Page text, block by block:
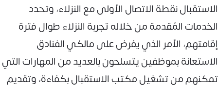
الاستقبال نقطة الاتصال الأولى مع النزلاء، وتحدد
الخدمات المُقدمة من خلاله تجربة النزلاء طوال فترة
إقامتهم، الأمر الذي يفرض على مالكي الفنادق
الاستعانة بموظفين يتسلحون بالعديد من المهارات التي
تمكنهم من تشغيل مكتب الاستقبال بكفاءة، وتقديم